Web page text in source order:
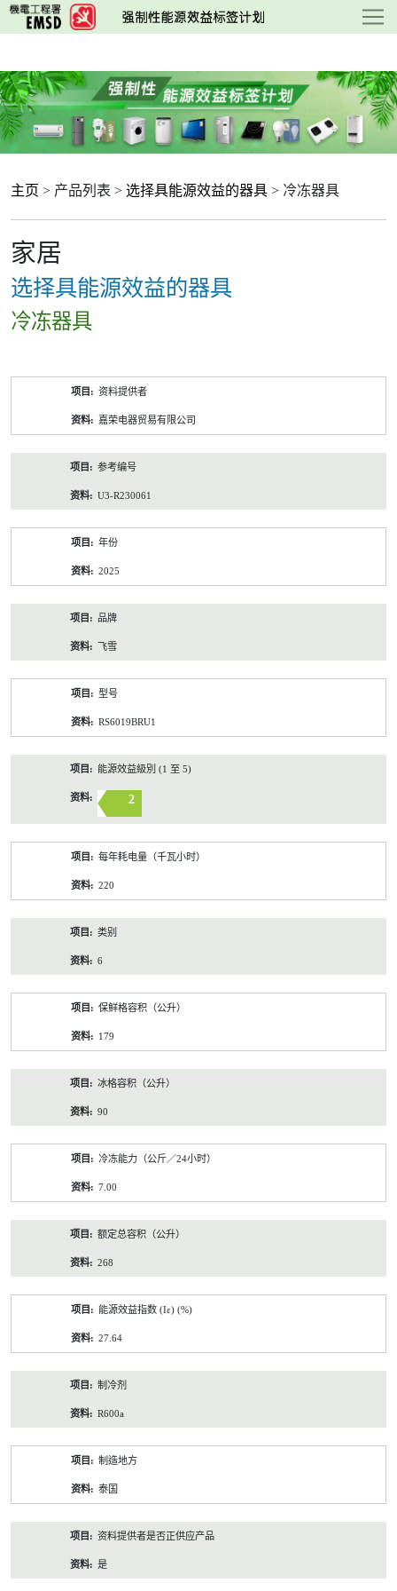
跳
至
要
内
容
主页 > 产品列表 > 选择具能源效益的器具 > 冷冻器具
家居
选择具能源效益的器具
冷冻器具
资料提供者
嘉荣电器贸易有限公司
参考编号
U3-R230061
年份
2025
品牌
飞雪
型号
RS6019BRU1
能源效益級別 (1 至 5)
2
每年耗电量（千瓦小时）
220
类别
6
保鲜格容积（公升）
179
冰格容积（公升）
90
冷冻能力（公斤／24小时）
7.00
额定总容积（公升）
268
能源效益指数 (Iε) (%)
27.64
制冷剂
R600a
制造地方
泰国
资料提供者是否正供应产品
是